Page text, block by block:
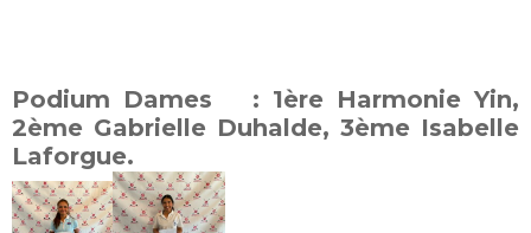
Podium Dames : 1ère Harmonie Yin,
2ème Gabrielle Duhalde, 3ème Isabelle
Laforgue.